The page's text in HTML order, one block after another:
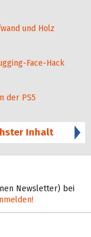
und Holz
Face-Hack
der PS5
Inhalt
Newsletter) bei